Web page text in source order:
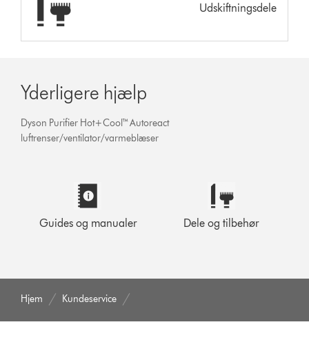
Udskiftningsdele
Yderligere hjælp
Dyson Purifier Hot+Cool™ Autoreact
luftrenser/ventilator/varmeblæser
Guides og manualer Dele og tilbehør
Hjem Kundeservice